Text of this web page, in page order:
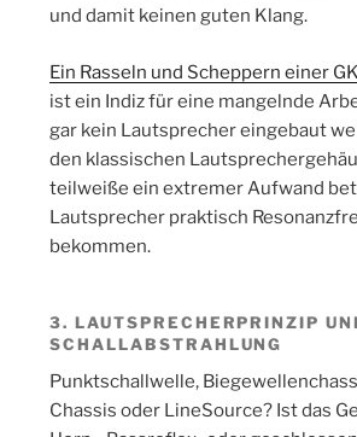
und damit keinen guten Klang.
Ein Rasseln und Scheppern einer
ist ein Indiz für eine mangelnde
gar kein Lautsprecher eingebaut
den klassischen
teilweiße ein extremer Aufwand
Lautsprecher praktisch
bekommen.
3. LAUTSPRECHERPRINZIP
SCHALLABSTRAHLUNG
Punktschallwelle,
Chassis oder LineSource? Ist das